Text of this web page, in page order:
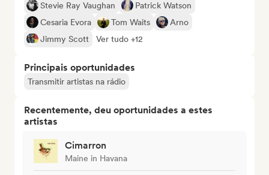
Stevie Ray Vaughan
Patrick Watson
Cesaria Evora
Tom Waits
Arno
Jimmy Scott
Ver tudo +12
Principais oportunidades
Transmitir artistas na rádio
Recentemente, deu oportunidades a estes
artistas
Cimarron
Maine in Havana